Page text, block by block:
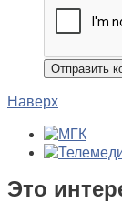
Наверх
Это